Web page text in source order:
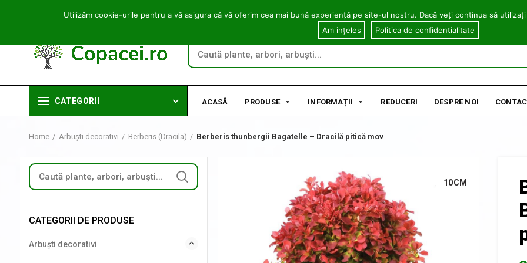
CATEGORII ACASĂ PRODUSE INFORMAȚII REDUCERI DESPRE NOI
Home Arbuști decorativi Berberis (Dracila) Berberis thunbergii Bagatelle – Dracilă pitică mov
10CM
CATEGORII DE PRODUSE
Arbuști decorativi
Utilizăm cookie-urile pentru a vă asigura că vă oferim cea mai bună experiență pe site-ul nostru. Dacă veți continua să
Am ințeles
Politica de confidentialitate